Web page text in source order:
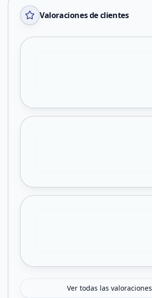
Valoraciones de clientes
Ver todas las valoraciones